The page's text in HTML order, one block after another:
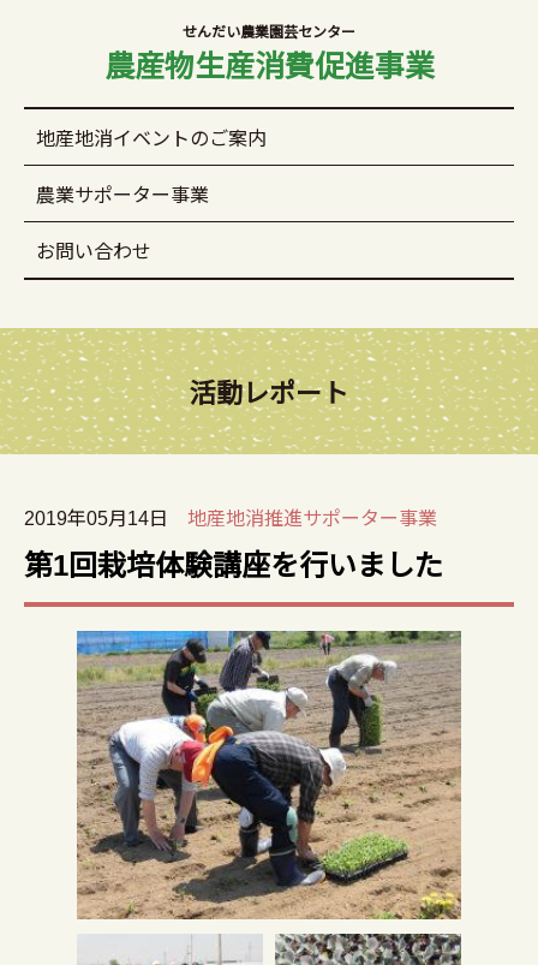
せんだい農業園芸センター
農産物生産消費促進事業
地産地消イベントのご案内
農業サポーター事業
お問い合わせ
活動レポート
2019年05月14日 地産地消推進サポーター事業
第1回栽培体験講座を行いました